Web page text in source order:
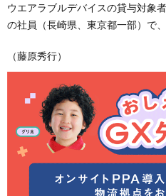
ウエアラブルデバイスの貸与対象
の社員（長崎県、東京都一部）で
（藤原秀行）